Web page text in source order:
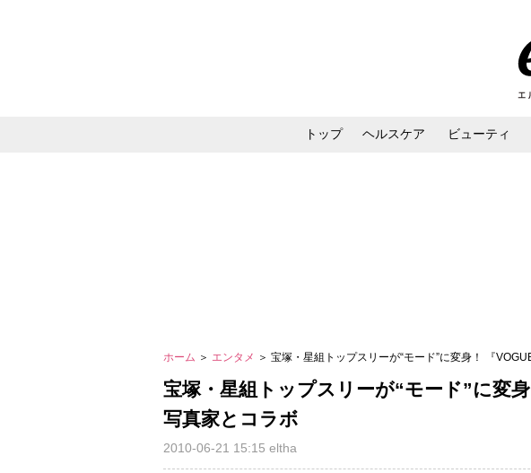
トップ ヘルスケア ビューティ
ホーム ＞ エンタメ ＞ 宝塚・星組トップスリーが“モード”に変身！ 『
宝塚・星組トップスリーが“モード”に変
写真家とコラボ
2010-06-21 15:15 eltha